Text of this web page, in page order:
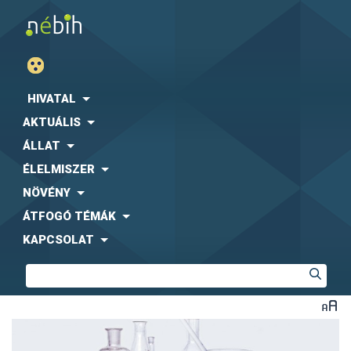
HIVATAL
AKTUÁLIS
ÁLLAT
ÉLELMISZER
NÖVÉNY
ÁTFOGÓ TÉMÁK
KAPCSOLAT